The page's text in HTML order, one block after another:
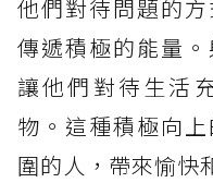
他們對待問題的
傳遞積極的能量
讓他們對待生活
物。這種積極向
圍的人，帶來愉快